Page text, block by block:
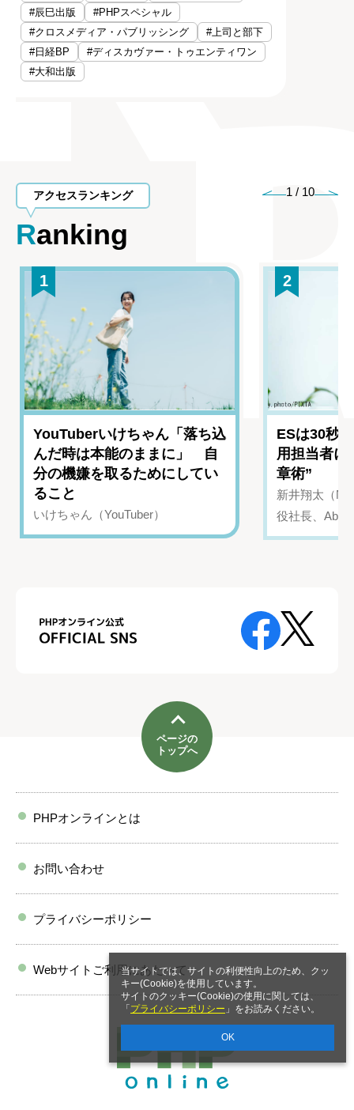
当サイトでは、サイトの利便性向上のため、クッ
キー(Cookie)を使用しています。
サイトのクッキー(Cookie)の使用に関しては、
「 プライバシーポリシー 」をお読みください。
OK
#辰巳出版
#PHPスペシャル
#クロスメディア・パブリッシング
#上司と部下
#日経BP
#ディスカヴァー・トゥエンティワン
#大和出版
アクセスランキング
Ranking
1 / 10
1
YouTuberいけちゃん「落ち込
んだ時は本能のままに」 自
分の機嫌を取るためにしてい
ること
いけちゃん（YouTuber）
2
ESは30秒
用担当者に
章術”
新井翔太（
役社長、
ページの
トップへ
PHPオンラインとは
お問い合わせ
プライバシーポリシー
Webサイトご利用にあたって